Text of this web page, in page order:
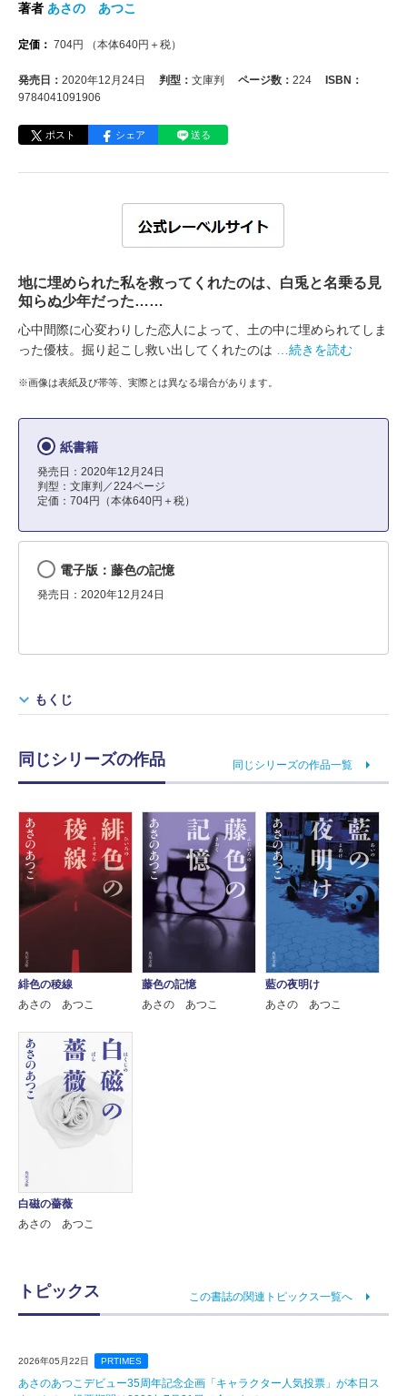
著者 あさの あつこ
定価： 704円 （本体640円＋税）
発売日： 2020年12月24日 判型： 文庫判 ページ数： 224
ISBN：
9784041091906
ポスト シェア 送る
地に埋められた私を救ってくれたのは、白兎と名乗る見
知らぬ少年だった……
心中間際に心変わりした恋人によって、土の中に埋められてしま
った優枝。掘り起こし救い出してくれたのは
…続きを読む
※画像は表紙及び帯等、実際とは異なる場合があります。
紙書籍
発売日：2020年12月24日
判型：文庫判／224ページ
定価：704円（本体640円＋税）
電子版：藤色の記憶
発売日：2020年12月24日
もくじ
同じシリーズの作品 同じシリーズの作品一覧
緋色の稜線
あさの あつこ
藤色の記憶
あさの あつこ
藍の夜明け
あさの あつこ
白磁の薔薇
あさの あつこ
トピックス この書誌の関連トピックス一覧へ
2026年05月22日 PRTIMES
あさのあつこデビュー35周年記念企画「キャラクター人気投票」が本日ス